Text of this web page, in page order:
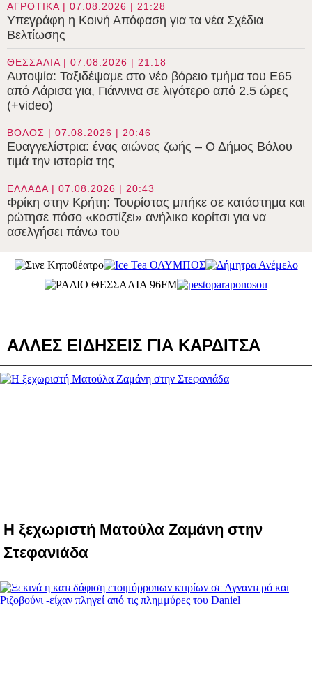
ΑΓΡΟΤΙΚΑ | 07.08.2026 | 21:28
Υπεγράφη η Κοινή Απόφαση για τα νέα Σχέδια
Βελτίωσης
ΘΕΣΣΑΛΙΑ | 07.08.2026 | 21:18
Αυτοψία: Ταξιδέψαμε στο νέο βόρειο τμήμα του Ε65
από Λάρισα για, Γιάννινα σε λιγότερο από 2.5 ώρες
(+video)
ΒΟΛΟΣ | 07.08.2026 | 20:46
Ευαγγελίστρια: ένας αιώνας ζωής – Ο Δήμος Βόλου
τιμά την ιστορία της
ΕΛΛΑΔΑ | 07.08.2026 | 20:43
Φρίκη στην Κρήτη: Τουρίστας μπήκε σε κατάστημα και
ρώτησε πόσο «κοστίζει» ανήλικο κορίτσι για να
ασελγήσει πάνω του
ΑΛΛΕΣ ΕΙΔΗΣΕΙΣ ΓΙΑ ΚΑΡΔΙΤΣΑ
Η ξεχωριστή Ματούλα Ζαμάνη στην
Στεφανιάδα